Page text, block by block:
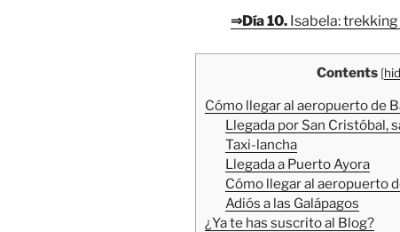
⇒Día 10. Isabela:
Contents [
Cómo llegar al aeropuerto de
Llegada por San Cristóbal,
Taxi-lancha
Llegada a Puerto Ayora
Cómo llegar al aeropuerto
Adiós a las Galápagos
¿Ya te has suscrito al Blog?